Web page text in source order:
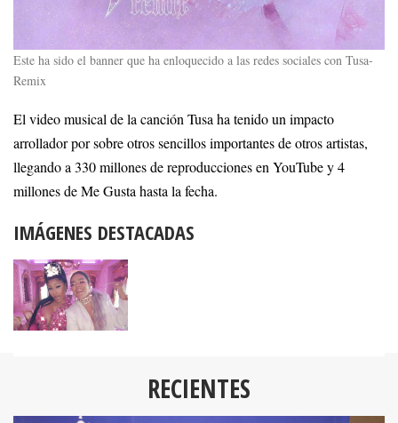
Este ha sido el banner que ha enloquecido a las redes sociales con Tusa-
Remix
El video musical de la canción Tusa ha tenido un impacto
arrollador por sobre otros sencillos importantes de otros artistas,
llegando a 330 millones de reproducciones en YouTube y 4
millones de Me Gusta hasta la fecha.
IMÁGENES DESTACADAS
RECIENTES